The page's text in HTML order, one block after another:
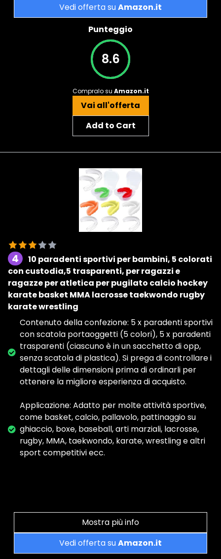
Vedi offerta suAmazon.it
Punteggio
8.6
Compralo su Amazon.it
Vai all'offerta
Add to Cart
4
10 paradenti sportivi per bambini, 5 colorati
con custodia,5 trasparenti, per ragazzi e
ragazze per atletica per pugilato calcio hockey
karate basket MMA lacrosse taekwondo rugby
karate wrestling
Contenuto della confezione: 5 x paradenti sportivi
con scatola portaoggetti (5 colori), 5 x paradenti
trasparenti (ciascuno è in un sacchetto di opp,
senza scatola di plastica). Si prega di controllare i
dettagli delle dimensioni prima di ordinarli per
ottenere la migliore esperienza di acquisto.
Applicazione: Adatto per molte attività sportive,
come basket, calcio, pallavolo, pattinaggio su
ghiaccio, boxe, baseball, arti marziali, lacrosse,
rugby, MMA, taekwondo, karate, wrestling e altri
sport competitivi ecc.
Mostra più info
Vedi offerta suAmazon.it